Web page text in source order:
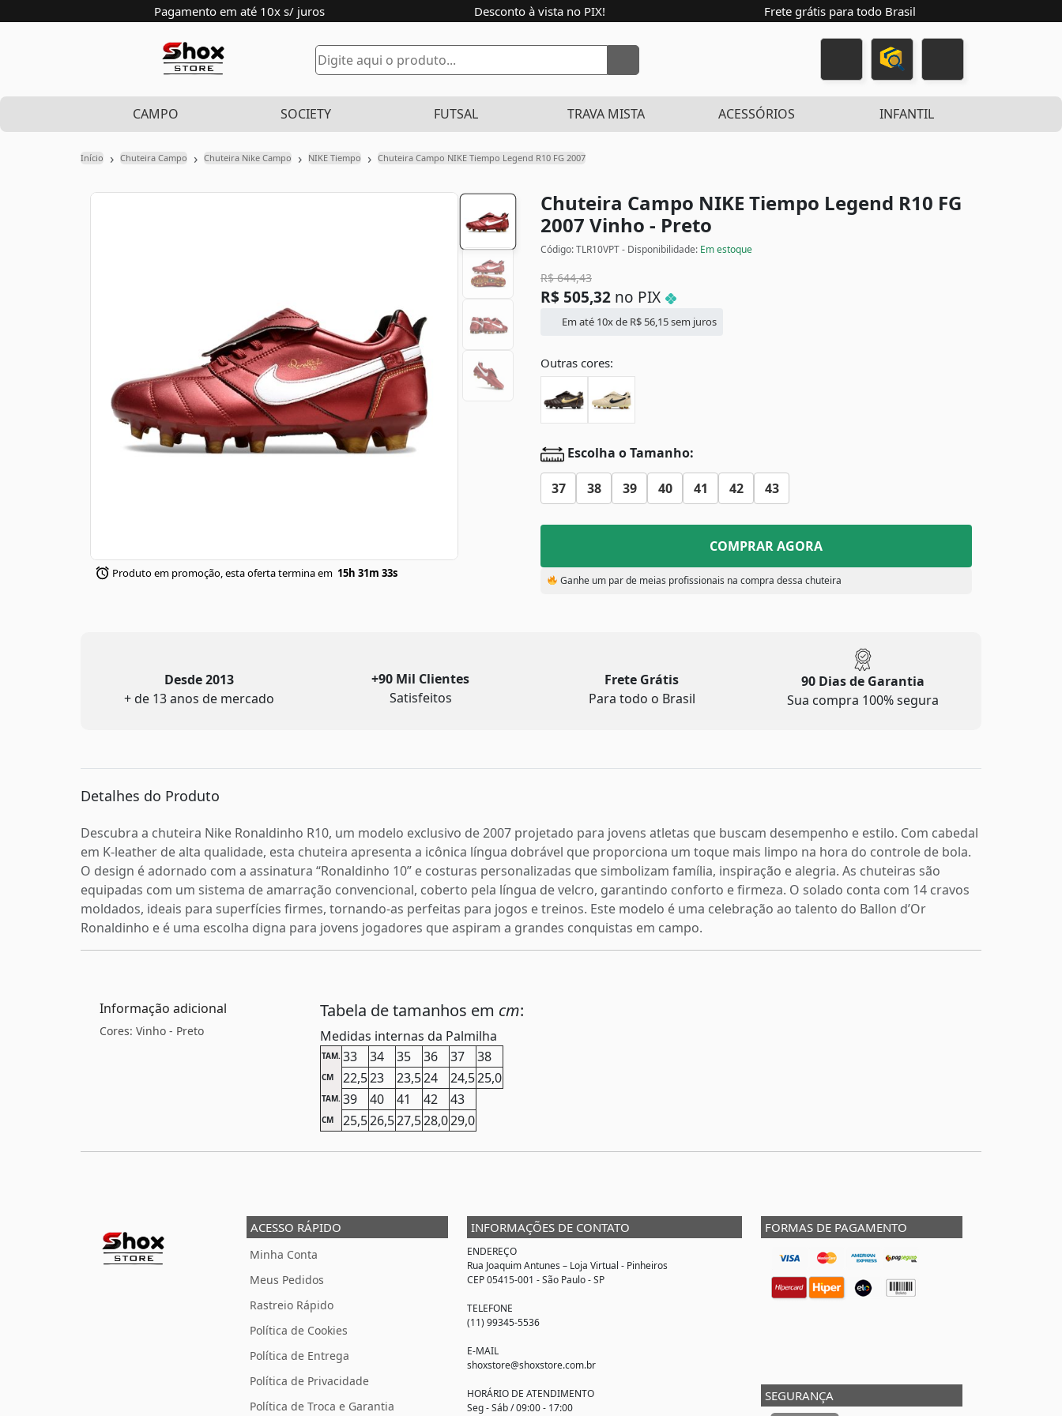
Pagamento em até 10x s/ juros Desconto à vista no PIX! Frete grátis para todo Brasil
CAMPO SOCIETY FUTSAL TRAVA MISTA ACESSÓRIOS INFANTIL
Início › Chuteira Campo › Chuteira Nike Campo › NIKE Tiempo › Chuteira Campo NIKE Tiempo Legend R10 FG 2007
Produto em promoção, esta oferta termina em 15h 31m 32s
Chuteira Campo NIKE Tiempo Legend R10 FG
2007 Vinho - Preto
Código: TLR10VPT - Disponibilidade: Em estoque
R$644,43
R$ 505,32 no PIX
Em até 10x de R$ 56,15sem juros
Outras cores:
Escolha o Tamanho:
37 38 39 40 41 42 43
COMPRAR AGORA
Ganhe um par de meias profissionais na compra dessa chuteira
Desde 2013
+ de 13 anos de mercado
+90 Mil Clientes
Satisfeitos
Frete Grátis
Para todo o Brasil
90 Dias de Garantia
Sua compra 100% segura
Detalhes do Produto
Descubra a chuteira Nike Ronaldinho R10, um modelo exclusivo de 2007 projetado para jovens atletas que buscam desempenho e estilo. Com cabedal
em K-leather de alta qualidade, esta chuteira apresenta a icônica língua dobrável que proporciona um toque mais limpo na hora do controle de bola.
O design é adornado com a assinatura “Ronaldinho 10” e costuras personalizadas que simbolizam família, inspiração e alegria. As chuteiras são
equipadas com um sistema de amarração convencional, coberto pela língua de velcro, garantindo conforto e firmeza. O solado conta com 14 cravos
moldados, ideais para superfícies firmes, tornando-as perfeitas para jogos e treinos. Este modelo é uma celebração ao talento do Ballon d’Or
Ronaldinho e é uma escolha digna para jovens jogadores que aspiram a grandes conquistas em campo.
Informação adicional
Cores: Vinho - Preto
Tabela de tamanhos em cm:
Medidas internas da Palmilha
TAM. 33 34 35 36 37 38
CM 22,523 23,524 24,525,0
TAM. 39 40 41 42 43
CM 25,526,527,528,029,0
ACESSO RÁPIDO
Minha Conta
Meus Pedidos
Rastreio Rápido
Política de Cookies
Política de Entrega
Política de Privacidade
Política de Troca e Garantia
INFORMAÇÕES DE CONTATO
ENDEREÇO
Rua Joaquim Antunes – Loja Virtual - Pinheiros
CEP 05415-001 - São Paulo - SP
TELEFONE
(11) 99345-5536
E-MAIL
shoxstore@shoxstore.com.br
HORÁRIO DE ATENDIMENTO
Seg - Sáb / 09:00 - 17:00
FORMAS DE PAGAMENTO
SEGURANÇA